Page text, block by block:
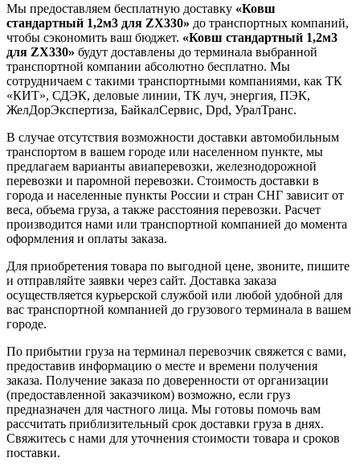
Мы предоставляем бесплатную доставку «Ковш
стандартный 1,2м3 для ZX330» до транспортных компаний,
чтобы сэкономить ваш бюджет. «Ковш стандартный 1,2м3
для ZX330» будут доставлены до терминала выбранной
транспортной компании абсолютно бесплатно. Мы
сотрудничаем с такими транспортными компаниями, как ТК
«КИТ», СДЭК, деловые линии, ТК луч, энергия, ПЭК,
ЖелДорЭкспертиза, БайкалСервис, Dpd, УралТранс.
В случае отсутствия возможности доставки автомобильным
транспортом в вашем городе или населенном пункте, мы
предлагаем варианты авиаперевозки, железнодорожной
перевозки и паромной перевозки. Стоимость доставки в
города и населенные пункты России и стран СНГ зависит от
веса, объема груза, а также расстояния перевозки. Расчет
производится нами или транспортной компанией до момента
оформления и оплаты заказа.
Для приобретения товара по выгодной цене, звоните, пишите
и отправляйте заявки через сайт. Доставка заказа
осуществляется курьерской службой или любой удобной для
вас транспортной компанией до грузового терминала в вашем
городе.
По прибытии груза на терминал перевозчик свяжется с вами,
предоставив информацию о месте и времени получения
заказа. Получение заказа по доверенности от организации
(предоставленной заказчиком) возможно, если груз
предназначен для частного лица. Мы готовы помочь вам
рассчитать приблизительный срок доставки груза в днях.
Свяжитесь с нами для уточнения стоимости товара и сроков
поставки.